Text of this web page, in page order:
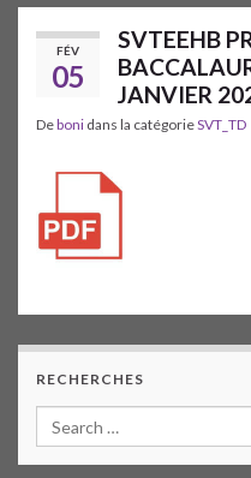
FÉV
05
SVTEEHB
JANVIER
Deboni dans la catégorieSVT_TD
RECHERCHES